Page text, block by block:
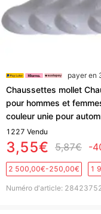
payer en
Chaussettes mollet
pour hommes et
couleur unie pour
1227 Vendu
3,55€ 5,87€ -
2 500,00€-250,00€ 1
Numéro d'article: